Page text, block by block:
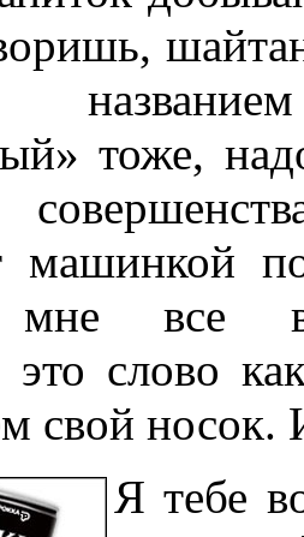
тоже,
машинкой
мне все
это слово
свой носок.
Я тебе